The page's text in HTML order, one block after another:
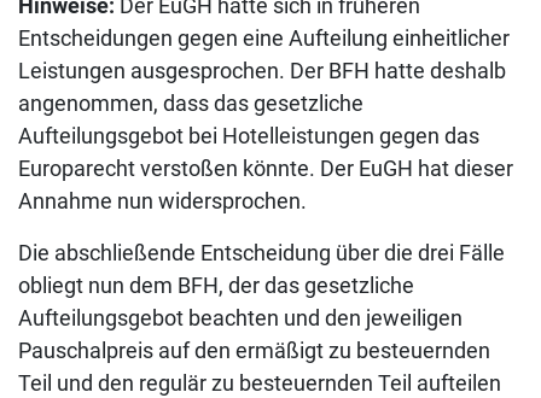
Hinweise: Der EuGH hatte sich in früheren
Entscheidungen gegen eine Aufteilung einheitlicher
Leistungen ausgesprochen. Der BFH hatte deshalb
angenommen, dass das gesetzliche
Aufteilungsgebot bei Hotelleistungen gegen das
Europarecht verstoßen könnte. Der EuGH hat dieser
Annahme nun widersprochen.
Die abschließende Entscheidung über die drei Fälle
obliegt nun dem BFH, der das gesetzliche
Aufteilungsgebot beachten und den jeweiligen
Pauschalpreis auf den ermäßigt zu besteuernden
Teil und den regulär zu besteuernden Teil aufteilen